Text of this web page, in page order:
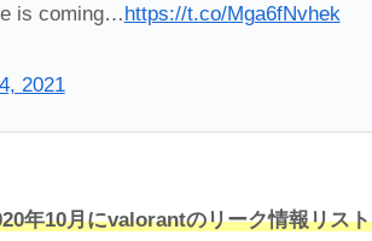
is coming…https://t.co/Mga6fNvhek
2021
年10月にvalorantのリーク情報リス